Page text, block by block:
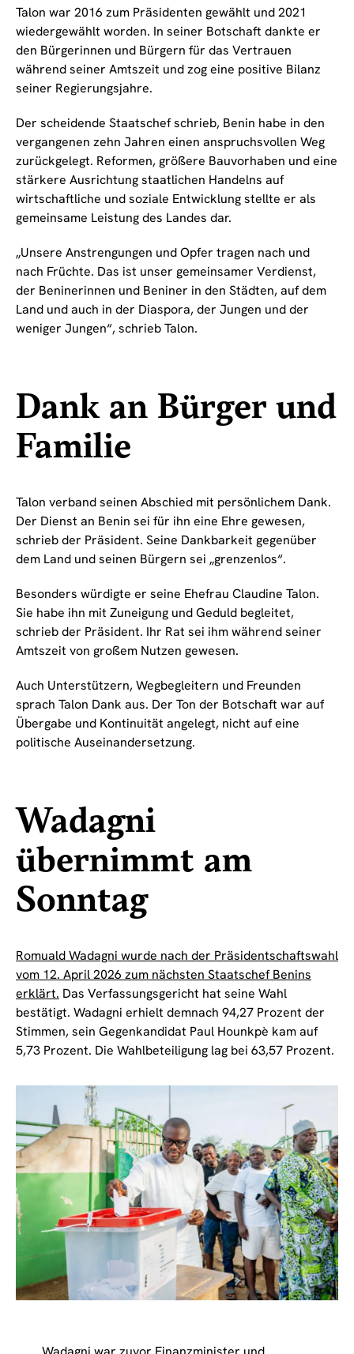
Talon war 2016 zum Präsidenten gewählt und 2021
wiedergewählt worden. In seiner Botschaft dankte er
den Bürgerinnen und Bürgern für das Vertrauen
während seiner Amtszeit und zog eine positive Bilanz
seiner Regierungsjahre.
Der scheidende Staatschef schrieb, Benin habe in den
vergangenen zehn Jahren einen anspruchsvollen Weg
zurückgelegt. Reformen, größere Bauvorhaben und eine
stärkere Ausrichtung staatlichen Handelns auf
wirtschaftliche und soziale Entwicklung stellte er als
gemeinsame Leistung des Landes dar.
„Unsere Anstrengungen und Opfer tragen nach und
nach Früchte. Das ist unser gemeinsamer Verdienst,
der Beninerinnen und Beniner in den Städten, auf dem
Land und auch in der Diaspora, der Jungen und der
weniger Jungen“, schrieb Talon.
Dank an Bürger und
Familie
Talon verband seinen Abschied mit persönlichem Dank.
Der Dienst an Benin sei für ihn eine Ehre gewesen,
schrieb der Präsident. Seine Dankbarkeit gegenüber
dem Land und seinen Bürgern sei „grenzenlos“.
Besonders würdigte er seine Ehefrau Claudine Talon.
Sie habe ihn mit Zuneigung und Geduld begleitet,
schrieb der Präsident. Ihr Rat sei ihm während seiner
Amtszeit von großem Nutzen gewesen.
Auch Unterstützern, Wegbegleitern und Freunden
sprach Talon Dank aus. Der Ton der Botschaft war auf
Übergabe und Kontinuität angelegt, nicht auf eine
politische Auseinandersetzung.
Wadagni
übernimmt am
Sonntag
Romuald Wadagni wurde nach der Präsidentschaftswahl
vom 12. April 2026 zum nächsten Staatschef Benins
erklärt. Das Verfassungsgericht hat seine Wahl
bestätigt. Wadagni erhielt demnach 94,27 Prozent der
Stimmen, sein Gegenkandidat Paul Hounkpè kam auf
5,73 Prozent. Die Wahlbeteiligung lag bei 63,57 Prozent.